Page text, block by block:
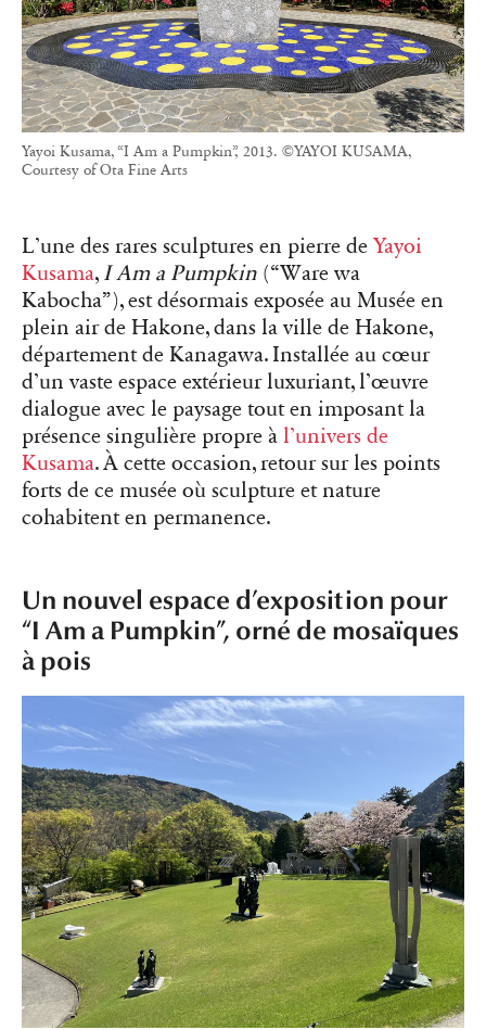
Yayoi Kusama, “I Am a Pumpkin”, 2013. ©YAYOI KUSAMA,
Courtesy of Ota Fine Arts
L’une des rares sculptures en pierre de Yayoi
Kusama, I Am a Pumpkin (“Ware wa
Kabocha”), est désormais exposée au Musée en
plein air de Hakone, dans la ville de Hakone,
département de Kanagawa. Installée au cœur
d’un vaste espace extérieur luxuriant, l’œuvre
dialogue avec le paysage tout en imposant la
présence singulière propre à l’univers de
Kusama. À cette occasion, retour sur les points
forts de ce musée où sculpture et nature
cohabitent en permanence.
Un nouvel espace d’exposition pour
“I Am a Pumpkin”, orné de mosaïques
à pois